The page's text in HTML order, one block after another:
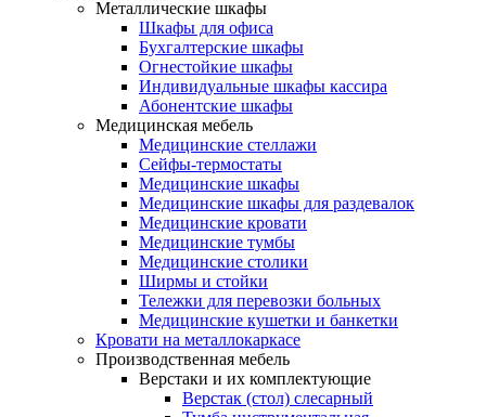
Металлические шкафы
Шкафы для офиса
Бухгалтерские шкафы
Огнестойкие шкафы
Индивидуальные шкафы кассира
Абонентские шкафы
Медицинская мебель
Медицинские стеллажи
Сейфы-термостаты
Медицинские шкафы
Медицинские шкафы для раздевалок
Медицинские кровати
Медицинские тумбы
Медицинские столики
Ширмы и стойки
Тележки для перевозки больных
Медицинские кушетки и банкетки
Кровати на металлокаркасе
Производственная мебель
Верстаки и их комплектующие
Верстак (стол) слесарный